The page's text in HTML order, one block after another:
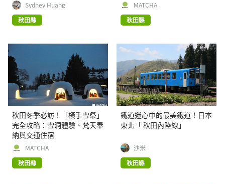
Sydney Huang
秋田縣
MATCHA
秋田縣
秋田冬季必訪！「橫手雪祭」
完全攻略：雪洞體驗、梵天奉
納與交通住宿
MATCHA
秋田縣
鐵道迷心中的最美鐵道！日本
東北「 秋田內陸線」
沙米
秋田縣